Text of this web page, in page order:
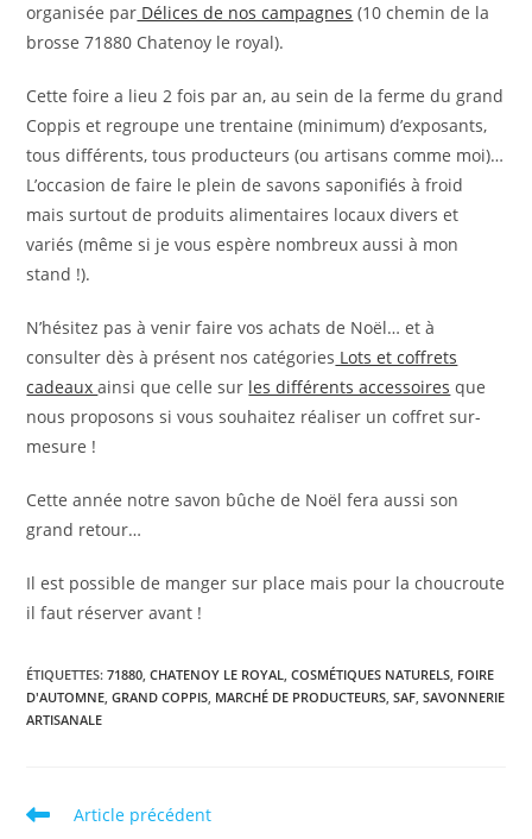
organisée par Délices de nos campagnes (10 chemin de la
brosse 71880 Chatenoy le royal).
Cette foire a lieu 2 fois par an, au sein de la ferme du grand
Coppis et regroupe une trentaine (minimum) d’exposants,
tous différents, tous producteurs (ou artisans comme moi)…
L’occasion de faire le plein de savons saponifiés à froid
mais surtout de produits alimentaires locaux divers et
variés (même si je vous espère nombreux aussi à mon
stand !).
N’hésitez pas à venir faire vos achats de Noël… et à
consulter dès à présent nos catégories Lots et coffrets
cadeauxainsi que celle sur les différents accessoires que
nous proposons si vous souhaitez réaliser un coffret sur-
mesure !
Cette année notre savon bûche de Noël fera aussi son
grand retour…
Il est possible de manger sur place mais pour la choucroute
il faut réserver avant !
ÉTIQUETTES:71880, CHATENOY LE ROYAL, COSMÉTIQUES NATURELS, FOIRE
D'AUTOMNE, GRAND COPPIS, MARCHÉ DE PRODUCTEURS, SAF, SAVONNERIE
ARTISANALE
Read
Article précédent